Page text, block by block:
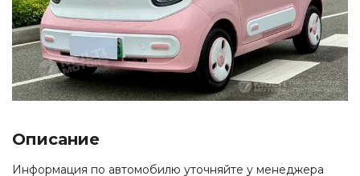
Описание
Информация по автомобилю уточняйте у менеджера